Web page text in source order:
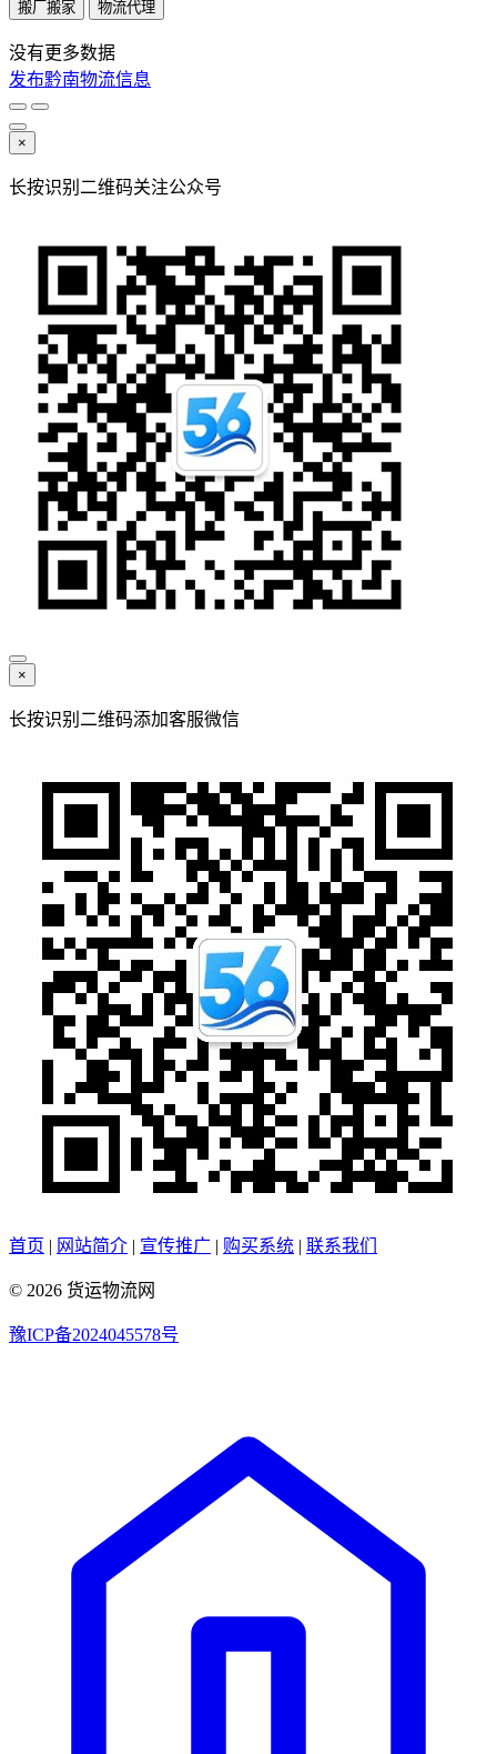
搬厂搬家
物流代理
没有更多数据
发布黔南物流信息
×
长按识别二维码关注公众号
×
长按识别二维码添加客服微信
首页 | 网站简介 | 宣传推广 | 购买系统 | 联系我们
© 2026 货运物流网
豫ICP备2024045578号